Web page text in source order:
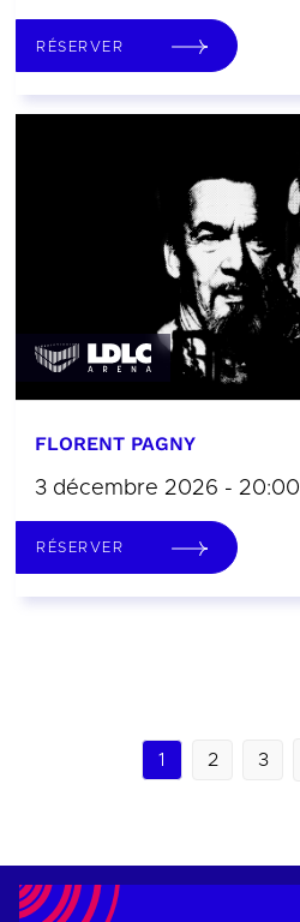
RÉSERVER
FLORENT PAGNY
3 décembre 2026 - 20:00
RÉSERVER
1 2 3